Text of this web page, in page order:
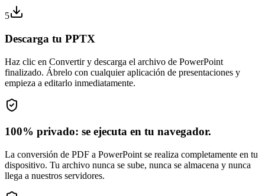
5
Descarga tu PPTX
Haz clic en Convertir y descarga el archivo de PowerPoint
finalizado. Ábrelo con cualquier aplicación de presentaciones y
empieza a editarlo inmediatamente.
100% privado: se ejecuta en tu navegador.
La conversión de PDF a PowerPoint se realiza completamente en tu
dispositivo. Tu archivo nunca se sube, nunca se almacena y nunca
llega a nuestros servidores.